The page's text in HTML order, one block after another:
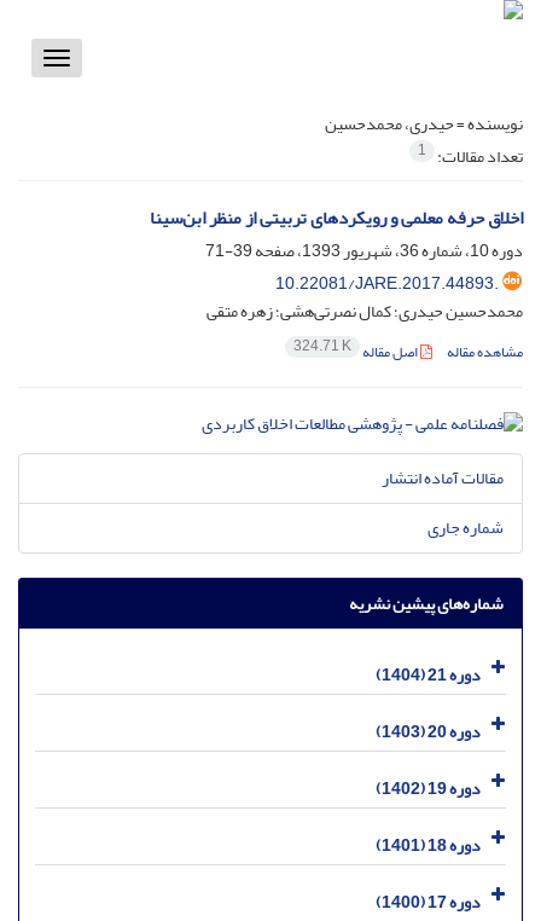
Toggle
نویسنده =حیدری، محمدحسین
تعداد مقالات: 1
اخلاق حرفه معلمی و رویکردهای تربیتی از منظر ابن‌سینا
دوره 10، شماره 36، شهریور 1393، صفحه
39-71
10.22081/JARE.2017.44893.
محمدحسین حیدری؛ کمال نصرتی‌هشی؛ زهره متقی
مشاهده مقاله اصل مقاله 324.71 K
مقالات آماده انتشار
شماره جاری
شماره‌های پیشین نشریه
دوره 21 (1404)
دوره 20 (1403)
دوره 19 (1402)
دوره 18 (1401)
دوره 17 (1400)